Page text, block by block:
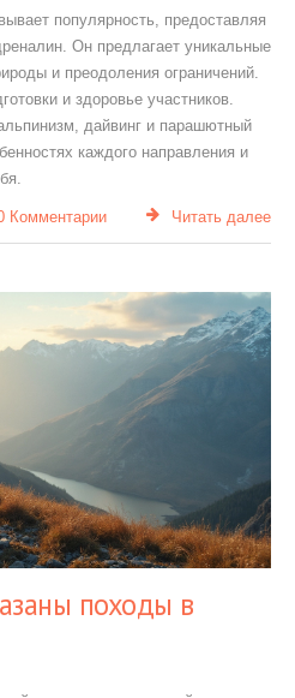
популярность, предоставляя
Он предлагает уникальные
и преодоления ограничений.
и здоровье участников.
дайвинг и парашютный
каждого направления и
Комментарии Читать далее
походы в